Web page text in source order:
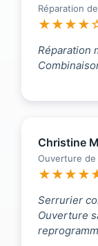
Réparation
Réparation
Christine
Ouverture
Serrurier
Ouverture